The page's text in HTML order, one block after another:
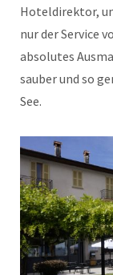
Hoteldirektor,
nur der Service
absolutes
sauber und so
See.